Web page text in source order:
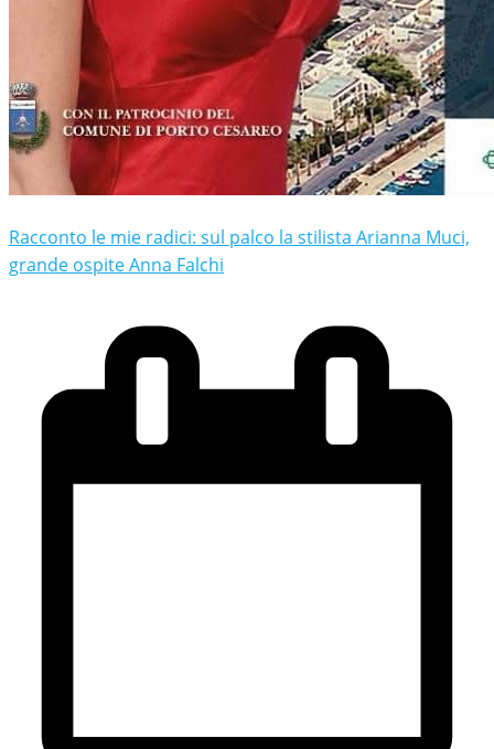
Racconto le mie radici: sul palco la stilista Arianna Muci,
grande ospite Anna Falchi